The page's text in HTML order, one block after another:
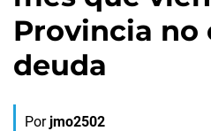
Provincia no
deuda
Por jmo2502